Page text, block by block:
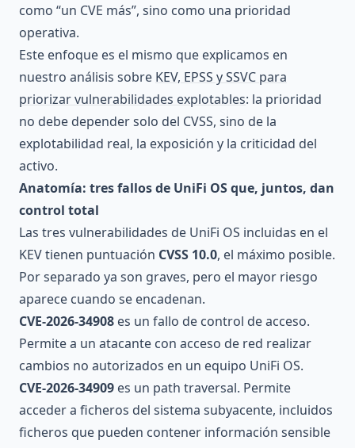
como “un CVE más”, sino como una prioridad
operativa.
Este enfoque es el mismo que explicamos en
nuestro análisis sobre KEV, EPSS y SSVC para
priorizar vulnerabilidades explotables: la prioridad
no debe depender solo del CVSS, sino de la
explotabilidad real, la exposición y la criticidad del
activo.
Anatomía: tres fallos de UniFi OS que, juntos, dan
control total
Las tres vulnerabilidades de UniFi OS incluidas en el
KEV tienen puntuación CVSS 10.0, el máximo posible.
Por separado ya son graves, pero el mayor riesgo
aparece cuando se encadenan.
CVE-2026-34908 es un fallo de control de acceso.
Permite a un atacante con acceso de red realizar
cambios no autorizados en un equipo UniFi OS.
CVE-2026-34909 es un path traversal. Permite
acceder a ficheros del sistema subyacente, incluidos
ficheros que pueden contener información sensible